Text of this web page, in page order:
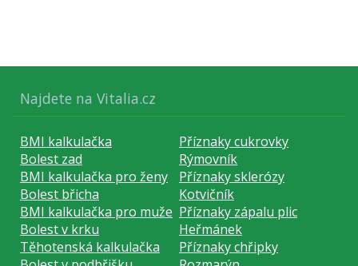
Najdete na Vitalia.cz
BMI kalkulačka
Příznaky cukrovky
Bolest zad
Rýmovník
BMI kalkulačka pro ženy
Příznaky sklerózy
Bolest břicha
Kotvičník
BMI kalkulačka pro muže Příznaky zápalu plic
Bolest v krku
Heřmánek
Těhotenská kalkulačka
Příznaky chřipky